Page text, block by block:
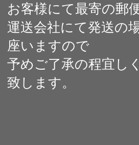
お客様にて最寄の郵
運送会社にて発送の
座いますので
予めご了承の程宜し
致します。